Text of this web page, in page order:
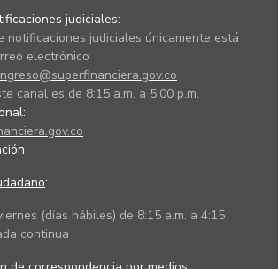
judiciales:
notificaciones judiciales únicamente está
electrónico
canal es de 8:15 a.m. a 5:00 p.m.
:
(días hábiles) de 8:15 a.m. a 4:15
continua